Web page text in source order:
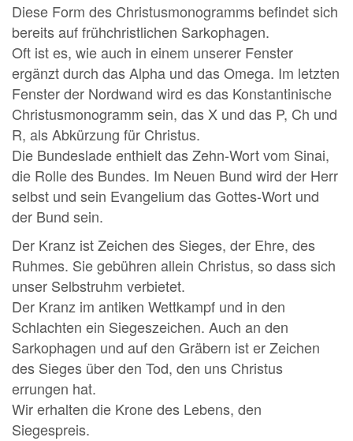
Diese Form des Christusmonogramms befindet sich
bereits auf frühchristlichen Sarkophagen.
Oft ist es, wie auch in einem unserer Fenster
ergänzt durch das Alpha und das Omega. Im letzten
Fenster der Nordwand wird es das Konstantinische
Christusmonogramm sein, das X und das P, Ch und
R, als Abkürzung für Christus.
Die Bundeslade enthielt das Zehn-Wort vom Sinai,
die Rolle des Bundes. Im Neuen Bund wird der Herr
selbst und sein Evangelium das Gottes-Wort und
der Bund sein.
Der Kranz ist Zeichen des Sieges, der Ehre, des
Ruhmes. Sie gebühren allein Christus, so dass sich
unser Selbstruhm verbietet.
Der Kranz im antiken Wettkampf und in den
Schlachten ein Siegeszeichen. Auch an den
Sarkophagen und auf den Gräbern ist er Zeichen
des Sieges über den Tod, den uns Christus
errungen hat.
Wir erhalten die Krone des Lebens, den
Siegespreis.